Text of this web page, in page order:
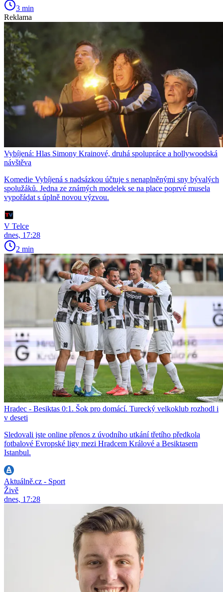
3 min
Reklama
Vybíjená: Hlas Simony Krainové, druhá spolupráce a hollywoodská
návštěva
Komedie Vybíjená s nadsázkou účtuje s nenaplněnými sny bývalých
spolužáků. Jedna ze známých modelek se na place poprvé musela
vypořádat s úplně novou výzvou.
V Telce
dnes, 17:28
2 min
Hradec - Besiktas 0:1. Šok pro domácí. Turecký velkoklub rozhodl i
v deseti
Sledovali jste online přenos z úvodního utkání třetího předkola
fotbalové Evropské ligy mezi Hradcem Králové a Besiktasem
Istanbul.
Aktuálně.cz - Sport
Živě
dnes, 17:28